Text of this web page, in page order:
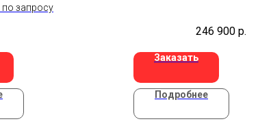
по запросу
246 900 р.
Заказать
Подробнее